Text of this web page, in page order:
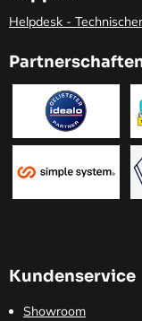
Helpdesk -
Kundenservice
Showroom